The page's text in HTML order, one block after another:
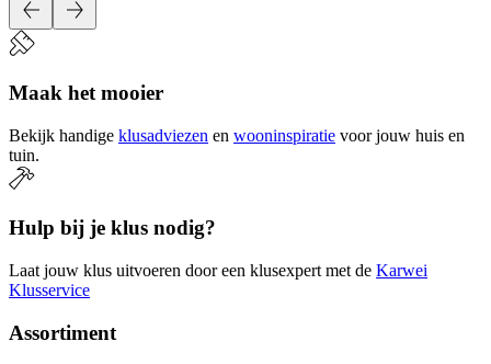
Maak het mooier
Bekijk handige klusadviezen en wooninspiratie voor jouw huis en
tuin.
Hulp bij je klus nodig?
Laat jouw klus uitvoeren door een klusexpert met de Karwei
Klusservice
Assortiment